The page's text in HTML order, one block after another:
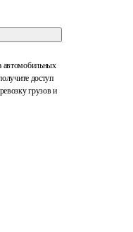
доступ
грузов и